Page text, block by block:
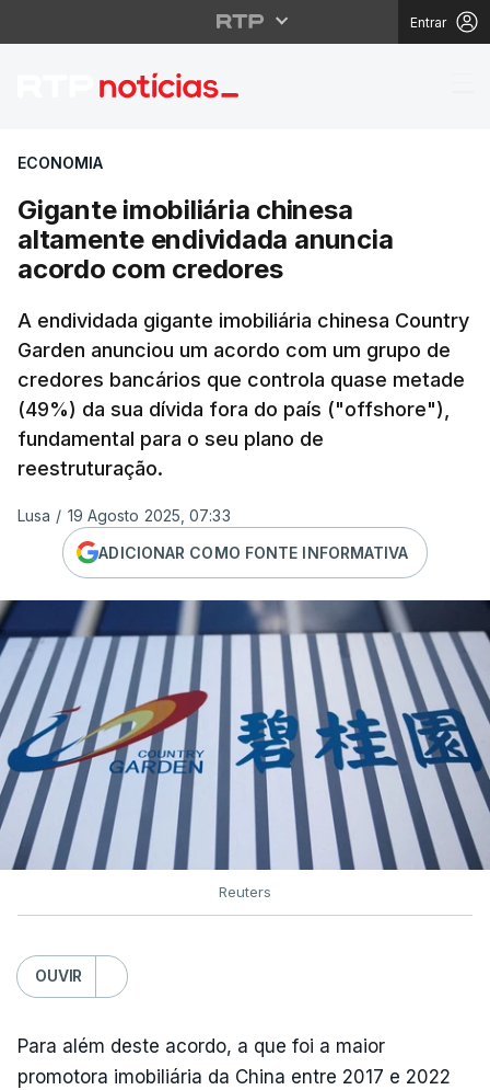
Entrar
Gigante imobiliária
ECONOMIA
Gigante imobiliária chinesa
altamente endividada anuncia
acordo com credores
A endividada gigante imobiliária chinesa Country
Garden anunciou um acordo com um grupo de
credores bancários que controla quase metade
(49%) da sua dívida fora do país ("offshore"),
fundamental para o seu plano de
reestruturação.
Lusa / 19 Agosto 2025, 07:33
ADICIONAR COMO FONTE INFORMATIVA
Reuters
OUVIR
Para além deste acordo, a que foi a maior
promotora imobiliária da China entre 2017 e 2022